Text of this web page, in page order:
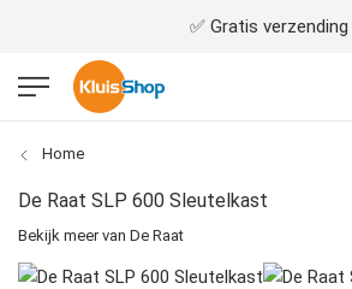
✅ Gratis verzending
Home
De Raat SLP 600 Sleutelkast
Bekijk meer van De Raat